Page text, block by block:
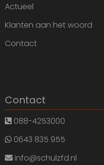
Actueel
Klanten aan het woord
Contact
Contact
088-4253000
0643 835 955
info@schulzfd.nl